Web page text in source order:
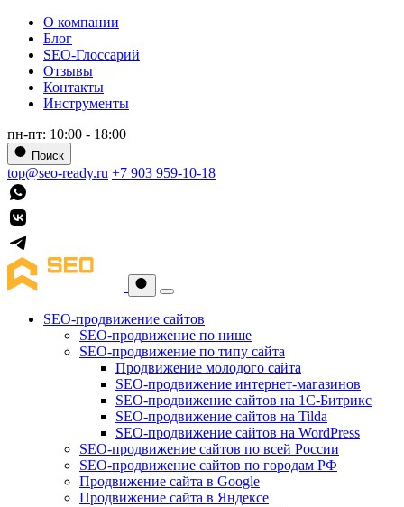
О компании
Блог
SEO-Глоссарий
Отзывы
Контакты
Инструменты
пн-пт: 10:00 - 18:00
Поиск
top@seo-ready.ru +7 903 959-10-18
SEO-продвижение сайтов
SEO-продвижение по нише
SEO-продвижение по типу сайта
Продвижение молодого сайта
SEO-продвижение интернет-магазинов
SEO-продвижение сайтов на 1С-Битрикс
SEO-продвижение сайтов на Tilda
SEO-продвижение сайтов на WordPress
SEO-продвижение сайтов по всей России
SEO-продвижение сайтов по городам РФ
Продвижение сайта в Google
Продвижение сайта в Яндексе